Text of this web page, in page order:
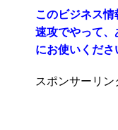
このビジネス
速攻でやって
にお使いくださ
スポンサーリン